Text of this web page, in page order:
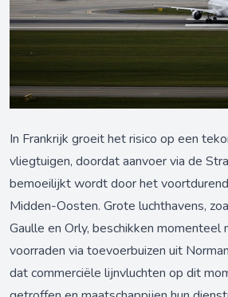
In Frankrijk groeit het risico op een
vliegtuigen, doordat aanvoer via de
bemoeilijkt wordt door het
Midden-Oosten. Grote luchthavens,
Gaulle en Orly, beschikken momenteel
voorraden via toevoerbuizen uit
dat commerciële lijnvluchten op dit